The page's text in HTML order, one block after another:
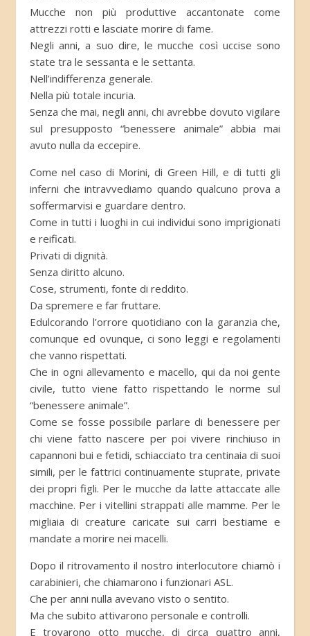
Mucche non più produttive accantonate come
attrezzi rotti e lasciate morire di fame.
Negli anni, a suo dire, le mucche così uccise sono
state tra le sessanta e le settanta.
Nell’indifferenza generale.
Nella più totale incuria.
Senza che mai, negli anni, chi avrebbe dovuto vigilare
sul presupposto “benessere animale” abbia mai
avuto nulla da eccepire.
Come nel caso di Morini, di Green Hill, e di tutti gli
inferni che intravvediamo quando qualcuno prova a
soffermarvisi e guardare dentro.
Come in tutti i luoghi in cui individui sono imprigionati
e reificati.
Privati di dignità.
Senza diritto alcuno.
Cose, strumenti, fonte di reddito.
Da spremere e far fruttare.
Edulcorando l’orrore quotidiano con la garanzia che,
comunque ed ovunque, ci sono leggi e regolamenti
che vanno rispettati.
Che in ogni allevamento e macello, qui da noi gente
civile, tutto viene fatto rispettando le norme sul
“benessere animale”.
Come se fosse possibile parlare di benessere per
chi viene fatto nascere per poi vivere rinchiuso in
capannoni bui e fetidi, schiacciato tra centinaia di suoi
simili, per le fattrici continuamente stuprate, private
dei propri figli. Per le mucche da latte attaccate alle
macchine. Per i vitellini strappati alle mamme. Per le
migliaia di creature caricate sui carri bestiame e
mandate a morire nei macelli.
Dopo il ritrovamento il nostro interlocutore chiamò i
carabinieri, che chiamarono i funzionari ASL.
Che per anni nulla avevano visto o sentito.
Ma che subito attivarono personale e controlli.
E trovarono otto mucche, di circa quattro anni,